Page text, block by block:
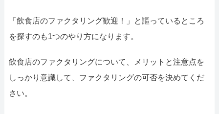
「飲食店のファクタリング歓迎！」と謳っているところ
を探すのも1つのやり方になります。
飲食店のファクタリングについて、メリットと注意点を
しっかり意識して、ファクタリングの可否を決めてくだ
さい。